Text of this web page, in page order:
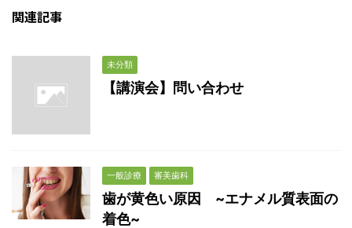
関連記事
未分類
【講演会】問い合わせ
一般診療 審美歯科
歯が黄色い原因 ~エナメル質表面の
着色~